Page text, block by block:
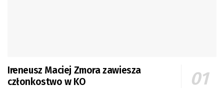
Ireneusz Maciej Zmora zawiesza
członkostwo w KO